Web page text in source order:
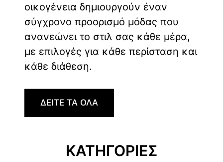
οικογένεια δημιουργούν έναν
σύγχρονο προορισμό μόδας που
ανανεώνει το στιλ σας κάθε μέρα,
με επιλογές για κάθε περίσταση και
κάθε διάθεση.
ΔΕΙΤΕ ΤΑ ΟΛΑ
ΚΑΤΗΓΟΡΙΕΣ